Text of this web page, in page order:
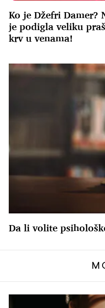
Ko je Džefri Damer?
je podigla veliku
krv u venama!
Da li volite